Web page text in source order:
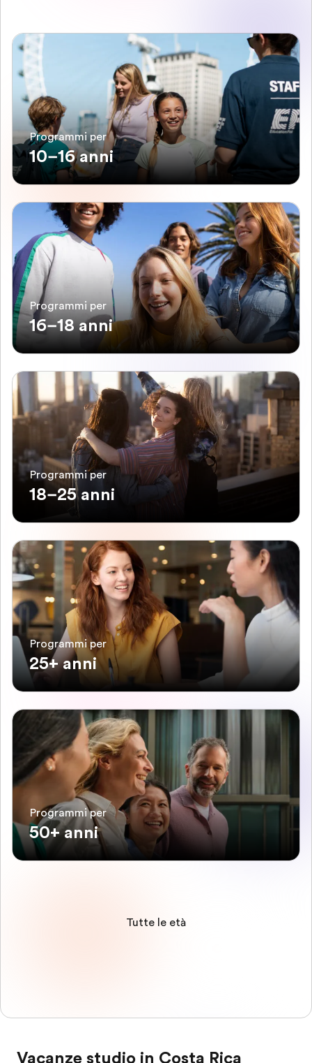
Programmi per
10–16 anni
Programmi per
16–18 anni
Programmi per
18–25 anni
Programmi per
25+ anni
Programmi per
50+ anni
Tutte le età
Vacanze studio in Costa Rica